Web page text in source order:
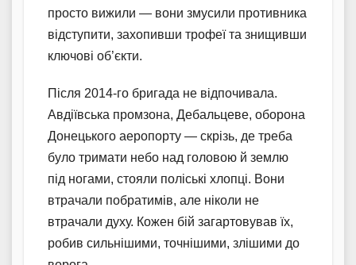
просто вижили — вони змусили противника
відступити, захопивши трофеї та знищивши
ключові об’єкти.
Після 2014-го бригада не відпочивала.
Авдіївська промзона, Дебальцеве, оборона
Донецького аеропорту — скрізь, де треба
було тримати небо над головою й землю
під ногами, стояли поліські хлопці. Вони
втрачали побратимів, але ніколи не
втрачали духу. Кожен бій загартовував їх,
робив сильнішими, точнішими, злішими до